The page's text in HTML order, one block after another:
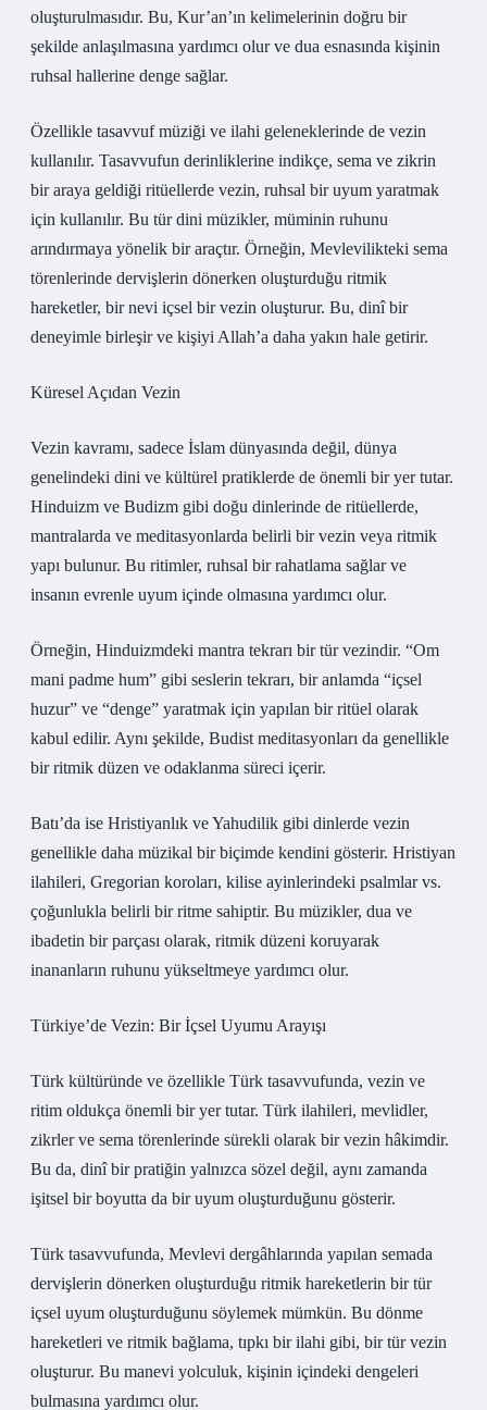
oluşturulmasıdır. Bu, Kur’an’ın kelimelerinin doğru bir
şekilde anlaşılmasına yardımcı olur ve dua esnasında kişinin
ruhsal hallerine denge sağlar.
Özellikle tasavvuf müziği ve ilahi geleneklerinde de vezin
kullanılır. Tasavvufun derinliklerine indikçe, sema ve zikrin
bir araya geldiği ritüellerde vezin, ruhsal bir uyum yaratmak
için kullanılır. Bu tür dini müzikler, müminin ruhunu
arındırmaya yönelik bir araçtır. Örneğin, Mevlevilikteki sema
törenlerinde dervişlerin dönerken oluşturduğu ritmik
hareketler, bir nevi içsel bir vezin oluşturur. Bu, dinî bir
deneyimle birleşir ve kişiyi Allah’a daha yakın hale getirir.
Küresel Açıdan Vezin
Vezin kavramı, sadece İslam dünyasında değil, dünya
genelindeki dini ve kültürel pratiklerde de önemli bir yer tutar.
Hinduizm ve Budizm gibi doğu dinlerinde de ritüellerde,
mantralarda ve meditasyonlarda belirli bir vezin veya ritmik
yapı bulunur. Bu ritimler, ruhsal bir rahatlama sağlar ve
insanın evrenle uyum içinde olmasına yardımcı olur.
Örneğin, Hinduizmdeki mantra tekrarı bir tür vezindir. “Om
mani padme hum” gibi seslerin tekrarı, bir anlamda “içsel
huzur” ve “denge” yaratmak için yapılan bir ritüel olarak
kabul edilir. Aynı şekilde, Budist meditasyonları da genellikle
bir ritmik düzen ve odaklanma süreci içerir.
Batı’da ise Hristiyanlık ve Yahudilik gibi dinlerde vezin
genellikle daha müzikal bir biçimde kendini gösterir. Hristiyan
ilahileri, Gregorian koroları, kilise ayinlerindeki psalmlar vs.
çoğunlukla belirli bir ritme sahiptir. Bu müzikler, dua ve
ibadetin bir parçası olarak, ritmik düzeni koruyarak
inananların ruhunu yükseltmeye yardımcı olur.
Türkiye’de Vezin: Bir İçsel Uyumu Arayışı
Türk kültüründe ve özellikle Türk tasavvufunda, vezin ve
ritim oldukça önemli bir yer tutar. Türk ilahileri, mevlidler,
zikrler ve sema törenlerinde sürekli olarak bir vezin hâkimdir.
Bu da, dinî bir pratiğin yalnızca sözel değil, aynı zamanda
işitsel bir boyutta da bir uyum oluşturduğunu gösterir.
Türk tasavvufunda, Mevlevi dergâhlarında yapılan semada
dervişlerin dönerken oluşturduğu ritmik hareketlerin bir tür
içsel uyum oluşturduğunu söylemek mümkün. Bu dönme
hareketleri ve ritmik bağlama, tıpkı bir ilahi gibi, bir tür vezin
oluşturur. Bu manevi yolculuk, kişinin içindeki dengeleri
bulmasına yardımcı olur.